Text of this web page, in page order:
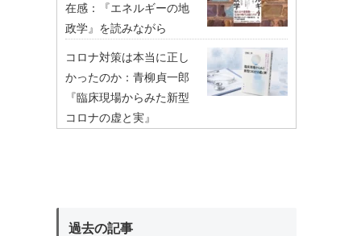
在感：『エネルギーの地
政学』を読みながら
コロナ対策は本当に正し
かったのか：青柳貞一郎
『臨床現場からみた新型
コロナの虚と実』
過去の記事